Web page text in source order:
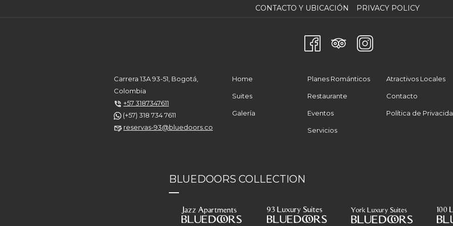
CONTACTO Y UBICACIÓN PRIVACY POLICY
Carrera 13A 93-51, Bogotá,
Colombia
+57 3187347611
(+57) 318 734 7611
reservas-93@bluedoors.co
Home
Suites
Galería
Planes Románticos
Restaurante
Eventos
Servicios
Atractivos Locales
Contacto
Política de
BLUEDOORS COLLECTION
—